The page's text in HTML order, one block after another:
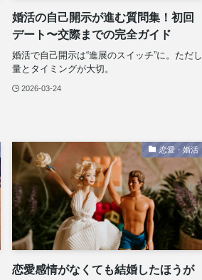
婚活の自己開示が進む質問集！初回
デート〜交際までの完全ガイド
婚活で自己開示は“進展のスイッチ”に。ただし
量とタイミングが大切。
2026-03-24
恋愛・婚活
恋愛感情がなくても結婚したほうが